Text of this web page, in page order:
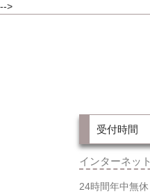
-->
受付時間
インターネット
24時間年中無休